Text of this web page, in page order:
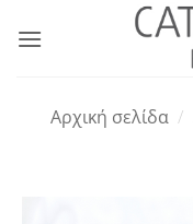
στο
Αρχική σελίδα /